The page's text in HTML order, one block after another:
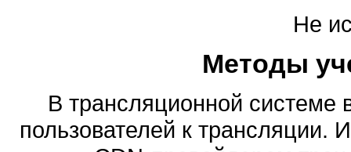
Не
Методы
В трансляционной системе
пользователей к трансляции.